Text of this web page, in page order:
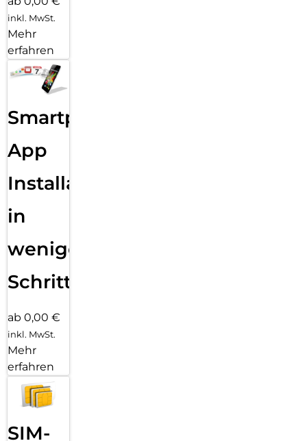
inkl. MwSt.
Mehr
erfahren
Smartphone
App
Installation
in
wenigen
Schritten
ab 0,00 €
inkl. MwSt.
Mehr
erfahren
SIM-